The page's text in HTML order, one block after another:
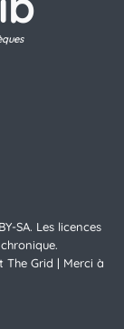
SA. Les licences
The Grid | Merci à